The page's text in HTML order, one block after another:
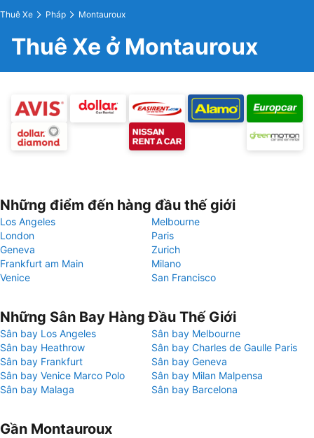
Thuê Xe Pháp Montauroux
Thuê Xe ở Montauroux
Những điểm đến hàng đầu thế giới
Los Angeles
Melbourne
London
Paris
Geneva
Zurich
Frankfurt am Main
Milano
Venice
San Francisco
Những Sân Bay Hàng Đầu Thế Giới
Sân bay Los Angeles
Sân bay Melbourne
Sân bay Heathrow
Sân bay Charles de Gaulle Paris
Sân bay Frankfurt
Sân bay Geneva
Sân bay Venice Marco Polo
Sân bay Milan Malpensa
Sân bay Malaga
Sân bay Barcelona
Gần Montauroux